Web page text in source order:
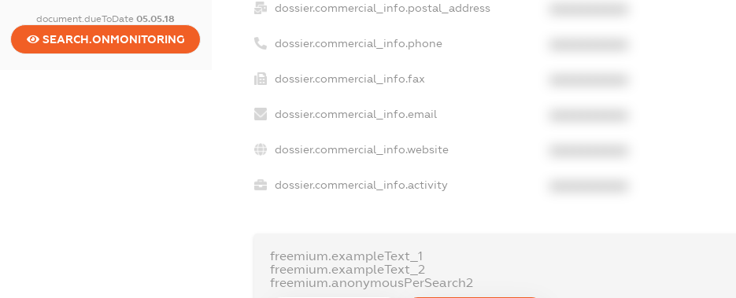
document.dueToDate05.05.18
SEARCH.ONMONITORING
dossier.commercial_info.postal_address
dossier.commercial_info.phone
dossier.commercial_info.fax
dossier.commercial_info.email
dossier.commercial_info.website
dossier.commercial_info.activity
freemium.exampleText_1
freemium.exampleText_2
freemium.anonymousPerSearch2